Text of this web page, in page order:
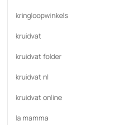
kringloopwinkels
kruidvat
kruidvat folder
kruidvat nl
kruidvat online
la mamma